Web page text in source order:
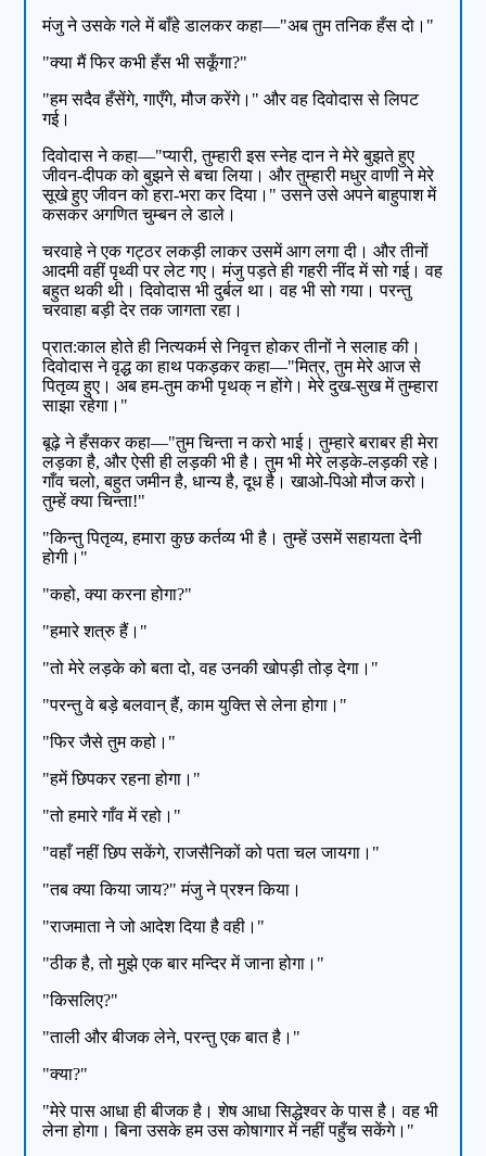
मंजु ने उसके गले में बाँहे डालकर कहा—"अब तुम तनिक हँस दो।"
"क्या मैं फिर कभी हँस भी सकूँगा?"
"हम सदैव हँसेंगे, गाएँगे, मौज करेंगे।" और वह दिवोदास से लिपट
गई।
दिवोदास ने कहा—"प्यारी, तुम्हारी इस स्नेह दान ने मेरे बुझते हुए
जीवन-दीपक को बुझने से बचा लिया। और तुम्हारी मधुर वाणी ने मेरे
सूखे हुए जीवन को हरा-भरा कर दिया।" उसने उसे अपने बाहुपाश में
कसकर अगणित चुम्बन ले डाले।
चरवाहे ने एक गट्ठर लकड़ी लाकर उसमें आग लगा दी। और तीनों
आदमी वहीं पृथ्वी पर लेट गए। मंजु पड़ते ही गहरी नींद में सो गई। वह
बहुत थकी थी। दिवोदास भी दुर्बल था। वह भी सो गया। परन्तु
चरवाहा बड़ी देर तक जागता रहा।
प्रात:काल होते ही नित्यकर्म से निवृत्त होकर तीनों ने सलाह की।
दिवोदास ने वृद्ध का हाथ पकड़कर कहा—"मित्र, तुम मेरे आज से
पितृव्य हुए। अब हम-तुम कभी पृथक् न होंगे। मेरे दुख-सुख में तुम्हारा
साझा रहेगा।"
बूढ़े ने हँसकर कहा—"तुम चिन्ता न करो भाई। तुम्हारे बराबर ही मेरा
लड़का है, और ऐसी ही लड़की भी है। तुम भी मेरे लड़के-लड़की रहे।
गाँव चलो, बहुत जमीन है, धान्य है, दूध है। खाओ-पिओ मौज करो।
तुम्हें क्या चिन्ता!"
"किन्तु पितृव्य, हमारा कुछ कर्तव्य भी है। तुम्हें उसमें सहायता देनी
होगी।"
"कहो, क्या करना होगा?"
"हमारे शत्रु हैं।"
"तो मेरे लड़के को बता दो, वह उनकी खोपड़ी तोड़ देगा।"
"परन्तु वे बड़े बलवान् हैं, काम युक्ति से लेना होगा।"
"फिर जैसे तुम कहो।"
"हमें छिपकर रहना होगा।"
"तो हमारे गाँव में रहो।"
"वहाँ नहीं छिप सकेंगे, राजसैनिकों को पता चल जायगा।"
"तब क्या किया जाय?" मंजु ने प्रश्न किया।
"राजमाता ने जो आदेश दिया है वही।"
"ठीक है, तो मुझे एक बार मन्दिर में जाना होगा।"
"किसलिए?"
"ताली और बीजक लेने, परन्तु एक बात है।"
"क्या?"
"मेरे पास आधा ही बीजक है। शेष आधा सिद्धेश्वर के पास है। वह भी
लेना होगा। बिना उसके हम उस कोषागार में नहीं पहुँच सकेंगे।"